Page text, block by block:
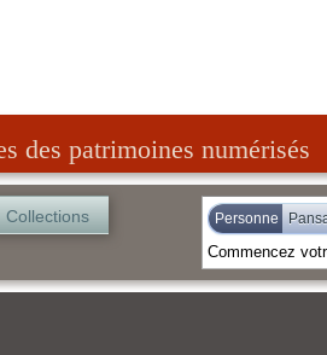
des patrimoines numérisés
Collections Personne